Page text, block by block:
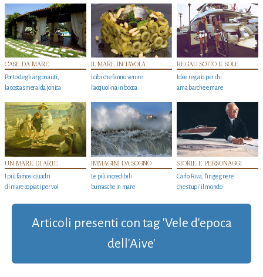
CASE DA MARE
Porto degli argonauti,
la costa smeralda jonica
IL MARE IN TAVOLA
I cibi che fanno venire
l’acquolina in bocca
REGALI SOTTO IL SOLE
Idee regalo per chi
ama barche e mare
UN MARE DI ARTE
I più famosi quadri
di mare copiati per voi
IMMAGINI DA SOGNO
Le più incredibili
burrasche in mare
STORIE E PERSONAGGI
Carlo Riva, l’ingegnere
che stupi' il mondo
Articoli presenti con tag 'Vele d'epoca
dell'Aive'